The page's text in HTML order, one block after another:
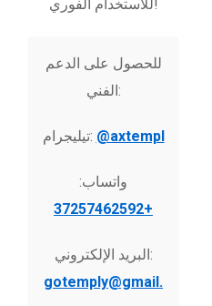
للاستخدام الفوري!
للحصول على الدعم
الفني:
تيليجرام: @axtempl
واتساب:
+37257462592
البريد الإلكتروني:
gotemply@gmail.